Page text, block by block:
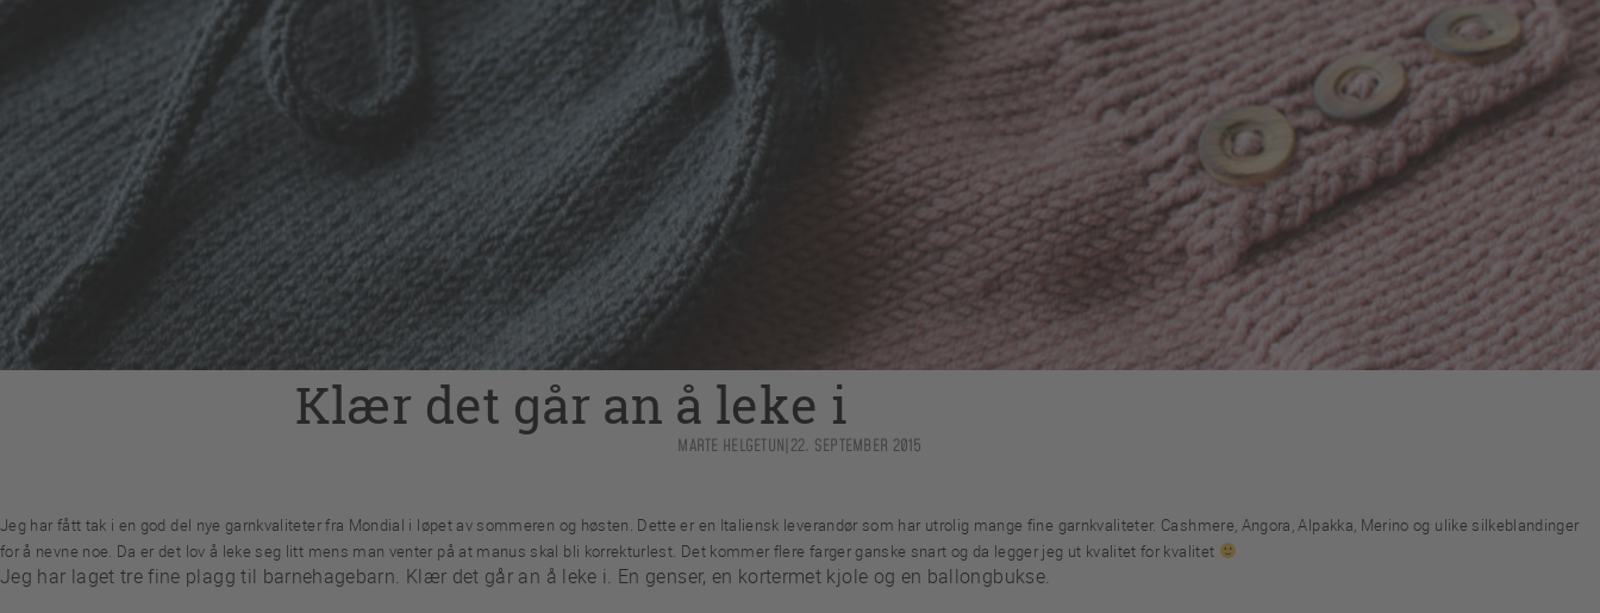
Klær det går an å leke i
MARTE HELGETUN|22. SEPTEMBER 2015
Jeg har fått tak i en god del nye garnkvaliteter fra Mondial i løpet av sommeren og høsten. Dette er en Italiensk leverandør som har utrolig mange fine garnkvaliteter. Cashmere, Angora, Alpakka, Merino og ulike silkeblandinger
for å nevne noe. Da er det lov å leke seg litt mens man venter på at manus skal bli korrekturlest. Det kommer flere farger ganske snart og da legger jeg ut kvalitet for kvalitet
Jeg har laget tre fine plagg til barnehagebarn. Klær det går an å leke i. En genser, en kortermet kjole og en ballongbukse.